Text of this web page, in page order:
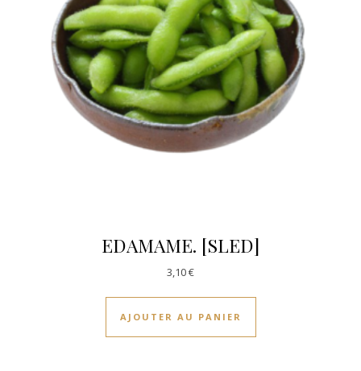
EDAMAME. [SLED]
3,10€
AJOUTER AU PANIER